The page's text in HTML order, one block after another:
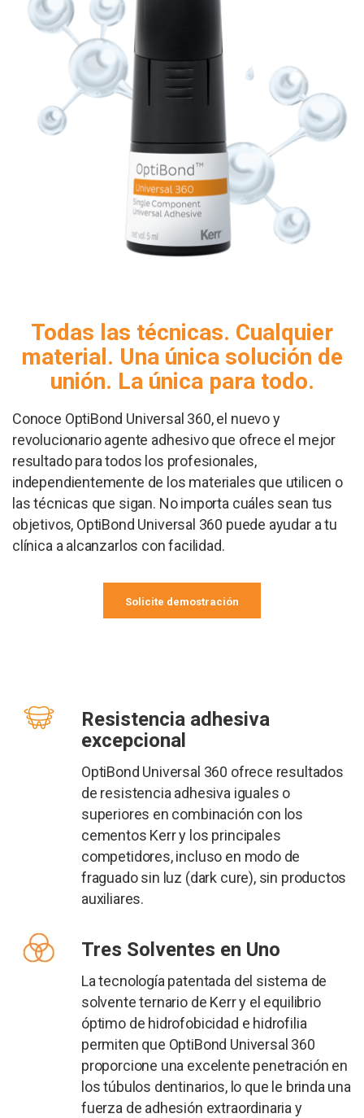
Todas las técnicas. Cualquier
material. Una única solución de
unión. La única para todo.
Conoce OptiBond Universal 360, el nuevo y
revolucionario agente adhesivo que ofrece el mejor
resultado para todos los profesionales,
independientemente de los materiales que utilicen o
las técnicas que sigan. No importa cuáles sean tus
objetivos, OptiBond Universal 360 puede ayudar a tu
clínica a alcanzarlos con facilidad.
Solicite demostración
Resistencia adhesiva
excepcional
OptiBond Universal 360 ofrece resultados
de resistencia adhesiva iguales o
superiores en combinación con los
cementos Kerr y los principales
competidores, incluso en modo de
fraguado sin luz (dark cure), sin productos
auxiliares.
Tres Solventes en Uno
La tecnología patentada del sistema de
solvente ternario de Kerr y el equilibrio
óptimo de hidrofobicidad e hidrofilia
permiten que OptiBond Universal 360
proporcione una excelente penetración en
los túbulos dentinarios, lo que le brinda una
fuerza de adhesión extraordinaria y